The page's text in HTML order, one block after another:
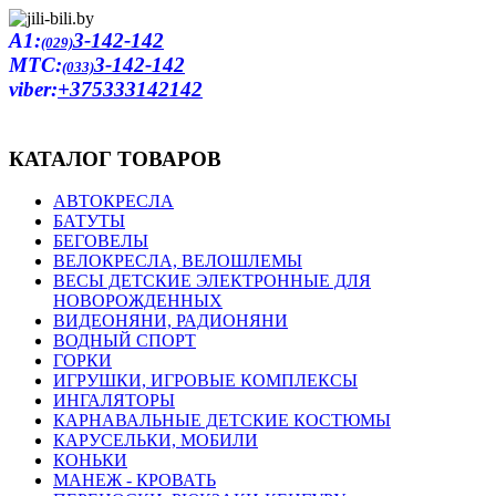
A1:(029)3-142-142
MTC:(033)3-142-142
viber:+375333142142
КАТАЛОГ ТОВАРОВ
АВТОКРЕСЛА
БАТУТЫ
БЕГОВЕЛЫ
ВЕЛОКРЕСЛА, ВЕЛОШЛЕМЫ
ВЕСЫ ДЕТСКИЕ ЭЛЕКТРОННЫЕ ДЛЯ
НОВОРОЖДЕННЫХ
ВИДЕОНЯНИ, РАДИОНЯНИ
ВОДНЫЙ СПОРТ
ГОРКИ
ИГРУШКИ, ИГРОВЫЕ КОМПЛЕКСЫ
ИНГАЛЯТОРЫ
КАРНАВАЛЬНЫЕ ДЕТСКИЕ КОСТЮМЫ
КАРУСЕЛЬКИ, МОБИЛИ
КОНЬКИ
МАНЕЖ - КРОВАТЬ